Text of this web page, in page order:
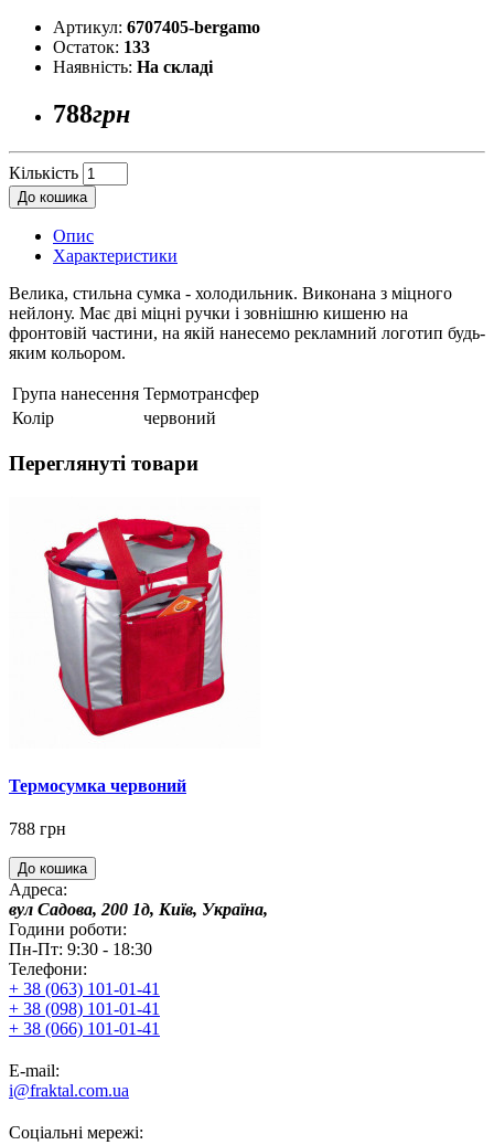
Артикул: 6707405-bergamo
Остаток: 133
Наявність: На складі
788грн
Кількість
До кошика
Опис
Характеристики
Велика, стильна сумка - холодильник. Виконана з міцного
нейлону. Має дві міцні ручки і зовнішню кишеню на
фронтовій частини, на якій нанесемо рекламний логотип будь-
яким кольором.
Група нанесення Термотрансфер
Колір
червоний
Переглянуті товари
Термосумка червоний
788 грн
До кошика
Адреса:
вул Садова, 200 1д, Київ, Україна,
Години роботи:
Пн-Пт: 9:30 - 18:30
Телефони:
+ 38 (063) 101-01-41
+ 38 (098) 101-01-41
+ 38 (066) 101-01-41
E-mail:
i@fraktal.com.ua
Соціальні мережі: